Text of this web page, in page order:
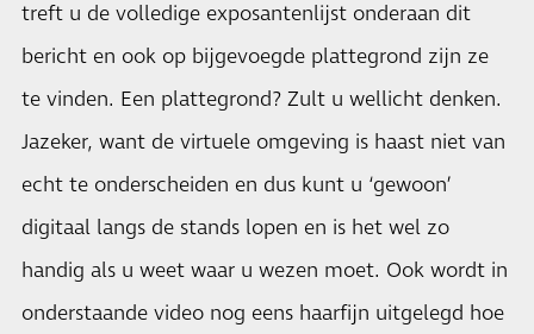
treft u de volledige exposantenlijst onderaan dit
bericht en ook op bijgevoegde plattegrond zijn ze
te vinden. Een plattegrond? Zult u wellicht denken.
Jazeker, want de virtuele omgeving is haast niet van
echt te onderscheiden en dus kunt u ‘gewoon’
digitaal langs de stands lopen en is het wel zo
handig als u weet waar u wezen moet. Ook wordt in
onderstaande video nog eens haarfijn uitgelegd hoe